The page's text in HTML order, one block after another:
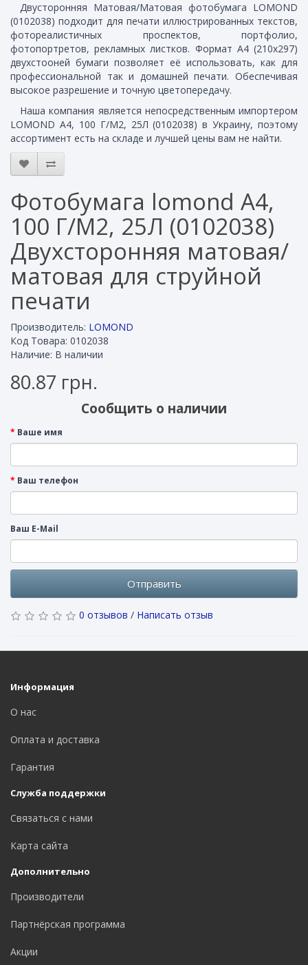
Двусторонняя Матовая/Матовая фотобумага LOMOND
(0102038) подходит для печати иллюстрированных текстов,
фотореалистичных проспектов, портфолио,
фотопортретов, рекламных листков. Формат А4 (210x297)
двухстооней бумаги позволяет её использовать, как для
профессиональной так и домашней печати. Обеспечивая
высокое разрешение и точную цветопередачу.
Наша компания является непосредственным импортером
LOMOND A4, 100 Г/М2, 25Л (0102038) в Украину, поэтому
ассортимент есть на складе и лучшей цены вам не найти.
Фотобумага lomond A4,
100 Г/М2, 25Л (0102038)
Двухсторонняя матовая/
матовая для струйной
печати
Производитель: LOMOND
Код Товара: 0102038
Наличие: В наличии
80.87 грн.
Сообщить о наличии
Ваше имя
Ваш телефон
Ваш E-Mail
Отправить
0 отзывов / Написать отзыв
Информация
О нас
Оплата и доставка
Гарантия
Служба поддержки
Связаться с нами
Карта сайта
Дополнительно
Производители
Партнёрская программа
Акции